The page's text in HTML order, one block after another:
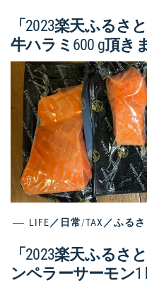
「2023楽天ふるさ
牛ハラミ600 g頂き
LIFE／日常/TAX／ふる
「2023楽天ふるさ
ンペラーサーモン1